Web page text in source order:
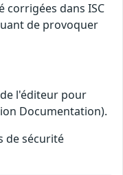
corrigées dans ISC
de provoquer
l'éditeur pour
Documentation).
de sécurité